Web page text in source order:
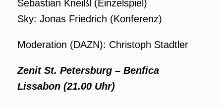
Sebastian Kneißl (Einzelspiel)
Sky: Jonas Friedrich (Konferenz)
Moderation (DAZN): Christoph Stadtler
Zenit St. Petersburg – Benfica
Lissabon (21.00 Uhr)